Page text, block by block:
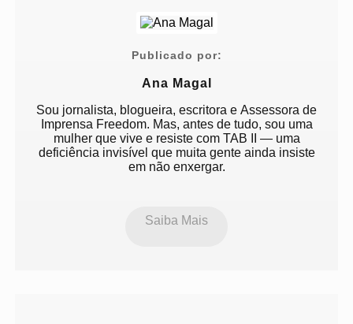
Publicado por:
Ana Magal
Sou jornalista, blogueira, escritora e Assessora de
Imprensa Freedom. Mas, antes de tudo, sou uma
mulher que vive e resiste com TAB II — uma
deficiência invisível que muita gente ainda insiste
em não enxergar.
Saiba Mais